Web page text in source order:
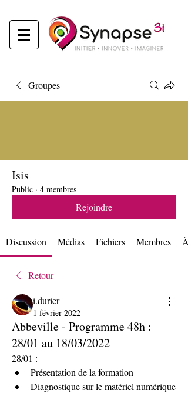
Groupes
Isis
Public · 4 membres
Rejoindre
Discussion Médias Fichiers Membres
Retour
i.durier
1 février 2022
Abbeville - Programme 48h :
28/01 au 18/03/2022
28/01 :
Présentation de la formation
Diagnostique sur le matériel numérique